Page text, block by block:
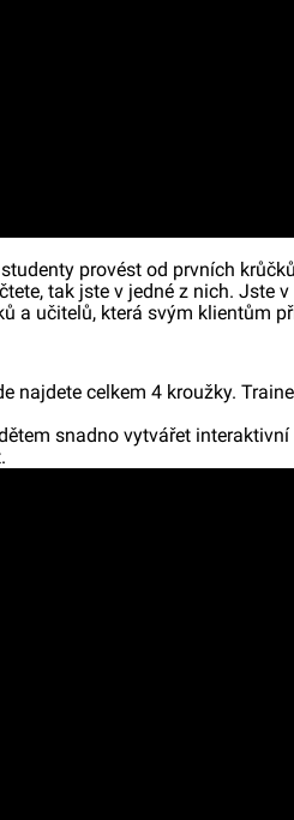
provést od prvních
tak jste v jedné z nich.
a učitelů, která svým klientům
celkem 4 kroužky.
snadno vytvářet